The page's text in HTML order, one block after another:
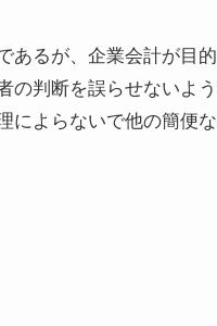
あるが、企業会計が目的
の判断を誤らせないよう
によらないで他の簡便な